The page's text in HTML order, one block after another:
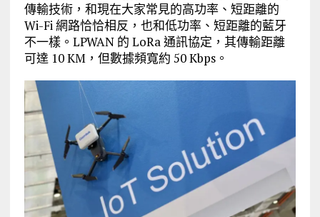
傳輸技術，和現在大家常見的高功率、短距離的
Wi-Fi 網路恰恰相反，也和低功率、短距離的藍牙
不一樣。LPWAN 的 LoRa 通訊協定，其傳輸距離
可達 10 KM，但數據頻寬約 50 Kbps。